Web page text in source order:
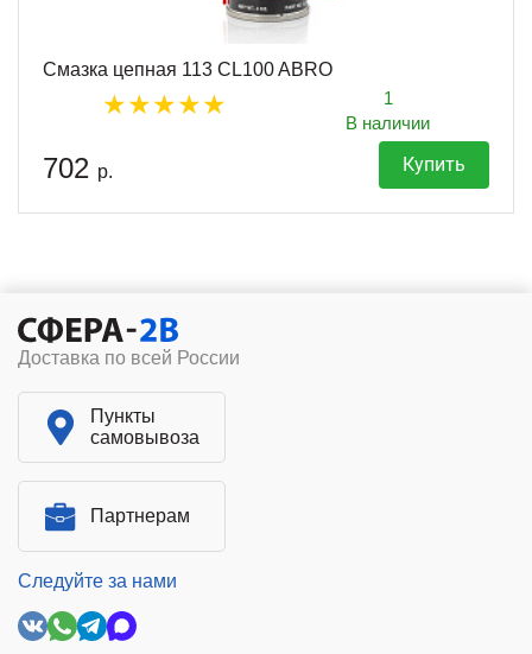
Смазка цепная 113 CL100 ABRO
1
В наличии
702 р. Купить
Доставка по всей России
Пункты
самовывоза
Партнерам
Следуйте за нами